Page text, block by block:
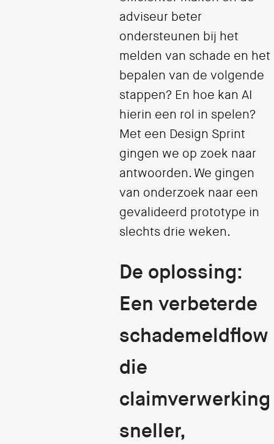
adviseur beter
ondersteunen bij het
melden van schade en het
bepalen van de volgende
stappen? En hoe kan AI
hierin een rol in spelen?
Met een Design Sprint
gingen we op zoek naar
antwoorden. We gingen
van onderzoek naar een
gevalideerd prototype in
slechts drie weken.
De oplossing:
Een verbeterde
schademeldflow
die
claimverwerking
sneller,